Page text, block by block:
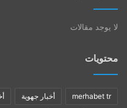
لا يوجد مقالات
محتويات
merhabet tr أخبار جهوية